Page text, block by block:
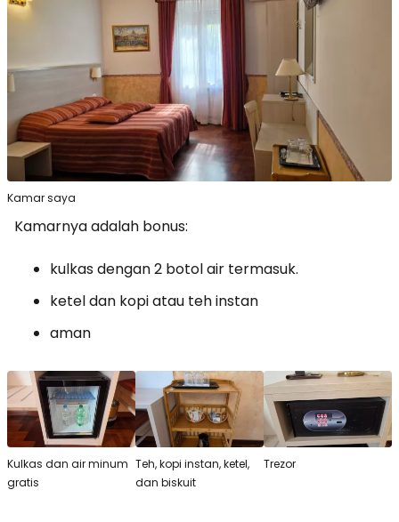
Kamar saya
Kamarnya adalah bonus:
kulkas dengan 2 botol air termasuk.
ketel dan kopi atau teh instan
aman
Kulkas dan air minum
gratis
Teh, kopi instan, ketel,
dan biskuit
Trezor